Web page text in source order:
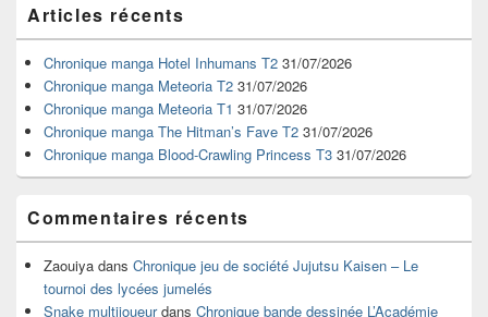
principale
de
widget
pour
barre
latérale
Articles récents
Chronique manga Hotel Inhumans T2 31/07/2026
Chronique manga Meteoria T2 31/07/2026
Chronique manga Meteoria T1 31/07/2026
Chronique manga The Hitman’s Fave T2 31/07/2026
Chronique manga Blood-Crawling Princess T3 31/07/2026
Commentaires récents
Zaouiya dans Chronique jeu de société Jujutsu Kaisen – Le
tournoi des lycées jumelés
Snake multijoueurdans Chronique bande dessinée L’Académie